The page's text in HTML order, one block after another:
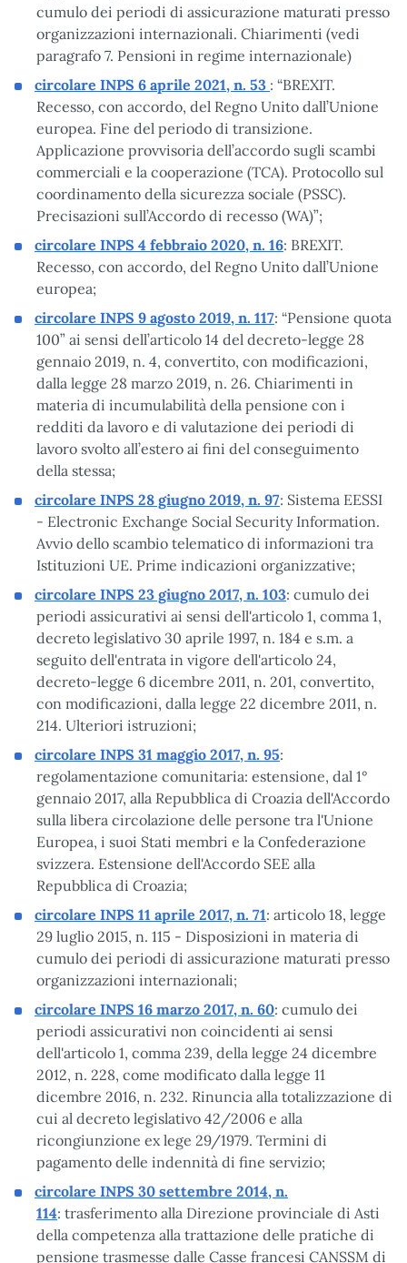
cumulo dei periodi di assicurazione maturati presso
organizzazioni internazionali. Chiarimenti (vedi
paragrafo 7. Pensioni in regime internazionale)
circolare INPS 6 aprile 2021, n. 53 : “BREXIT.
Recesso, con accordo, del Regno Unito dall’Unione
europea. Fine del periodo di transizione.
Applicazione provvisoria dell’accordo sugli scambi
commerciali e la cooperazione (TCA). Protocollo sul
coordinamento della sicurezza sociale (PSSC).
Precisazioni sull’Accordo di recesso (WA)”;
circolare INPS 4 febbraio 2020, n. 16: BREXIT.
Recesso, con accordo, del Regno Unito dall’Unione
europea;
circolare INPS 9 agosto 2019, n. 117: “Pensione quota
100” ai sensi dell’articolo 14 del decreto-legge 28
gennaio 2019, n. 4, convertito, con modificazioni,
dalla legge 28 marzo 2019, n. 26. Chiarimenti in
materia di incumulabilità della pensione con i
redditi da lavoro e di valutazione dei periodi di
lavoro svolto all’estero ai fini del conseguimento
della stessa;
circolare INPS 28 giugno 2019, n. 97: Sistema EESSI
- Electronic Exchange Social Security Information.
Avvio dello scambio telematico di informazioni tra
Istituzioni UE. Prime indicazioni organizzative;
circolare INPS 23 giugno 2017, n. 103: cumulo dei
periodi assicurativi ai sensi dell'articolo 1, comma 1,
decreto legislativo 30 aprile 1997, n. 184 e s.m. a
seguito dell'entrata in vigore dell'articolo 24,
decreto-legge 6 dicembre 2011, n. 201, convertito,
con modificazioni, dalla legge 22 dicembre 2011, n.
214. Ulteriori istruzioni;
circolare INPS 31 maggio 2017, n. 95:
regolamentazione comunitaria: estensione, dal 1°
gennaio 2017, alla Repubblica di Croazia dell'Accordo
sulla libera circolazione delle persone tra l'Unione
Europea, i suoi Stati membri e la Confederazione
svizzera. Estensione dell'Accordo SEE alla
Repubblica di Croazia;
circolare INPS 11 aprile 2017, n. 71: articolo 18, legge
29 luglio 2015, n. 115 - Disposizioni in materia di
cumulo dei periodi di assicurazione maturati presso
organizzazioni internazionali;
circolare INPS 16 marzo 2017, n. 60: cumulo dei
periodi assicurativi non coincidenti ai sensi
dell'articolo 1, comma 239, della legge 24 dicembre
2012, n. 228, come modificato dalla legge 11
dicembre 2016, n. 232. Rinuncia alla totalizzazione di
cui al decreto legislativo 42/2006 e alla
ricongiunzione ex lege 29/1979. Termini di
pagamento delle indennità di fine servizio;
circolare INPS 30 settembre 2014, n.
114: trasferimento alla Direzione provinciale di Asti
della competenza alla trattazione delle pratiche di
pensione trasmesse dalle Casse francesi CANSSM di